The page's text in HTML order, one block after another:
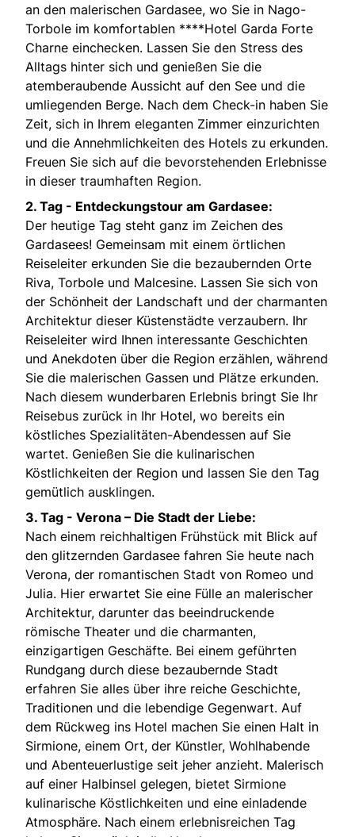
an den malerischen Gardasee, wo Sie in Nago-
Torbole im komfortablen ****Hotel Garda Forte
Charne einchecken. Lassen Sie den Stress des
Alltags hinter sich und genießen Sie die
atemberaubende Aussicht auf den See und die
umliegenden Berge. Nach dem Check-in haben Sie
Zeit, sich in Ihrem eleganten Zimmer einzurichten
und die Annehmlichkeiten des Hotels zu erkunden.
Freuen Sie sich auf die bevorstehenden Erlebnisse
in dieser traumhaften Region.
2. Tag - Entdeckungstour am Gardasee:
Der heutige Tag steht ganz im Zeichen des
Gardasees! Gemeinsam mit einem örtlichen
Reiseleiter erkunden Sie die bezaubernden Orte
Riva, Torbole und Malcesine. Lassen Sie sich von
der Schönheit der Landschaft und der charmanten
Architektur dieser Küstenstädte verzaubern. Ihr
Reiseleiter wird Ihnen interessante Geschichten
und Anekdoten über die Region erzählen, während
Sie die malerischen Gassen und Plätze erkunden.
Nach diesem wunderbaren Erlebnis bringt Sie Ihr
Reisebus zurück in Ihr Hotel, wo bereits ein
köstliches Spezialitäten-Abendessen auf Sie
wartet. Genießen Sie die kulinarischen
Köstlichkeiten der Region und lassen Sie den Tag
gemütlich ausklingen.
3. Tag - Verona – Die Stadt der Liebe:
Nach einem reichhaltigen Frühstück mit Blick auf
den glitzernden Gardasee fahren Sie heute nach
Verona, der romantischen Stadt von Romeo und
Julia. Hier erwartet Sie eine Fülle an malerischer
Architektur, darunter das beeindruckende
römische Theater und die charmanten,
einzigartigen Geschäfte. Bei einem geführten
Rundgang durch diese bezaubernde Stadt
erfahren Sie alles über ihre reiche Geschichte,
Traditionen und die lebendige Gegenwart. Auf
dem Rückweg ins Hotel machen Sie einen Halt in
Sirmione, einem Ort, der Künstler, Wohlhabende
und Abenteuerlustige seit jeher anzieht. Malerisch
auf einer Halbinsel gelegen, bietet Sirmione
kulinarische Köstlichkeiten und eine einladende
Atmosphäre. Nach einem erlebnisreichen Tag